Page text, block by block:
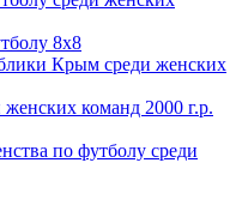
8х8
Крым среди женских
команд 2000 г.р.
по футболу среди